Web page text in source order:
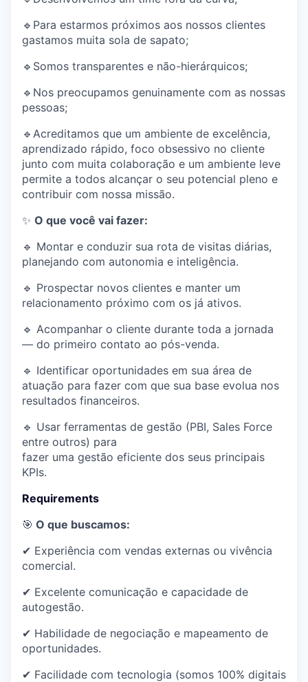
🔹Para estarmos próximos aos nossos clientes
gastamos muita sola de sapato;
🔹Somos transparentes e não-hierárquicos;
🔹Nos preocupamos genuinamente com as nossas
pessoas;
🔹Acreditamos que um ambiente de excelência,
aprendizado rápido, foco obsessivo no cliente
junto com muita colaboração e um ambiente leve
permite a todos alcançar o seu potencial pleno e
contribuir com nossa missão.
✨ O que você vai fazer:
🔹 Montar e conduzir sua rota de visitas diárias,
planejando com autonomia e inteligência.
🔹 Prospectar novos clientes e manter um
relacionamento próximo com os já ativos.
🔹 Acompanhar o cliente durante toda a jornada
— do primeiro contato ao pós-venda.
🔹 Identificar oportunidades em sua área de
atuação para fazer com que sua base evolua nos
resultados financeiros.
🔹 Usar ferramentas de gestão (PBI, Sales Force
entre outros) para
fazer uma gestão eficiente dos seus principais
KPIs.
Requirements
🎯 O que buscamos:
✔ Experiência com vendas externas ou vivência
comercial.
✔ Excelente comunicação e capacidade de
autogestão.
✔ Habilidade de negociação e mapeamento de
oportunidades.
✔ Facilidade com tecnologia (somos 100% digitais